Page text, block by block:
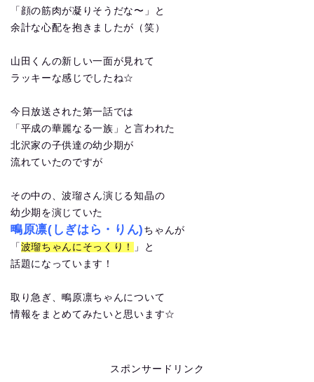
「顔の筋肉が凝りそうだな〜」と
余計な心配を抱きましたが（笑）
山田くんの新しい一面が見れて
ラッキーな感じでしたね☆
今日放送された第一話では
「平成の華麗なる一族」と言われた
北沢家の子供達の幼少期が
流れていたのですが
その中の、波瑠さん演じる知晶の
幼少期を演じていた
鴫原凛(しぎはら・りん) ちゃんが
「 波瑠ちゃんにそっくり！
」と
話題になっています！
取り急ぎ、鴫原凛ちゃんについて
情報をまとめてみたいと思います☆
スポンサードリンク